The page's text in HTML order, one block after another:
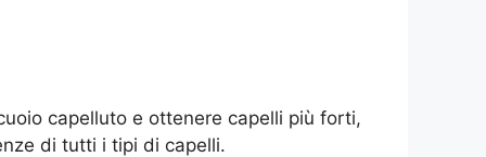
capelluto e ottenere capelli più forti,
di tutti i tipi di capelli.